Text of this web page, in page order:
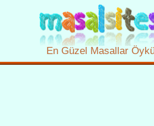
En Güzel Masallar